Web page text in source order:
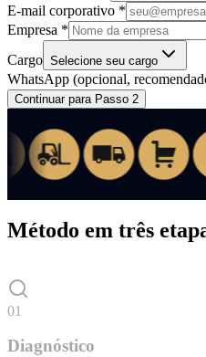
E-mail corporativo *
Empresa *
Cargo Selecione seu cargo
WhatsApp (opcional,
Continuar para Passo 2
Método em três
01
Diagnóstico